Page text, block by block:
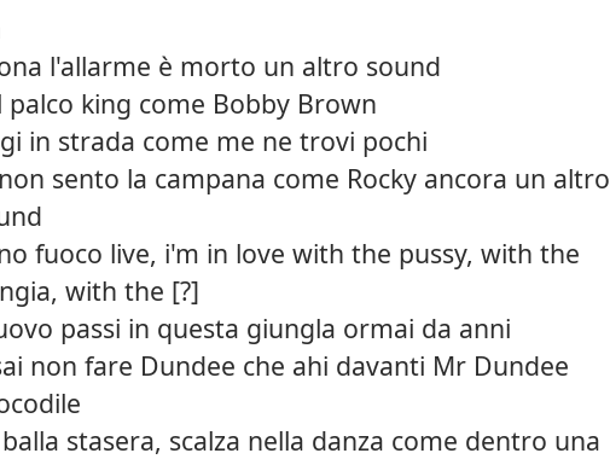
l'allarme è morto un altro sound
palco king come Bobby Brown
in strada come me ne trovi pochi
sento la campana come Rocky ancora un altro
fuoco live, i'm in love with the pussy, with the
with the [?]
passi in questa giungla ormai da anni
non fare Dundee che ahi davanti Mr Dundee
stasera, scalza nella danza come dentro una